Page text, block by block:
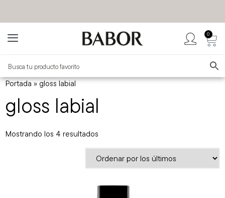
TIENDA OFICIAL
0
Portada»gloss labial
gloss labial
Mostrando los 4 resultados